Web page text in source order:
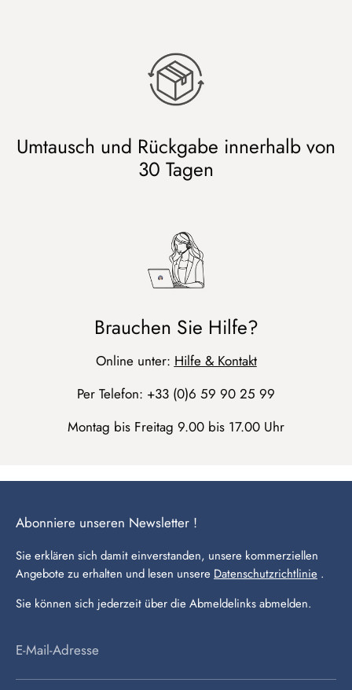
Umtausch und Rückgabe innerhalb von
30 Tagen
Brauchen Sie Hilfe?
Online unter: Hilfe & Kontakt
Per Telefon: +33 (0)6 59 90 25 99
Montag bis Freitag 9.00 bis 17.00 Uhr
Abonniere unseren Newsletter !
Sie erklären sich damit einverstanden, unsere kommerziellen
Angebote zu erhalten und lesen unsere Datenschutzrichtlinie .
Sie können sich jederzeit über die Abmeldelinks abmelden.
E-Mail-Adresse